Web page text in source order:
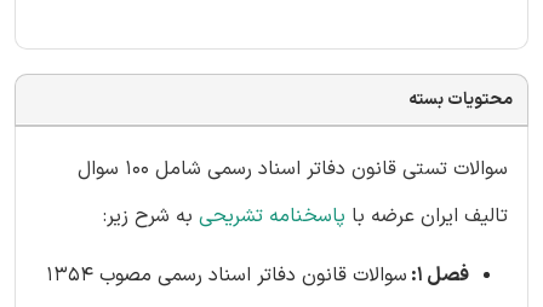
محتویات بسته
سوالات تستی قانون دفاتر اسناد رسمی شامل 100 سوال
تالیف ایران عرضه با پاسخنامه تشریحی به شرح زیر:
فصل 1:
سوالات قانون دفاتر اسناد رسمی مصوب 1354